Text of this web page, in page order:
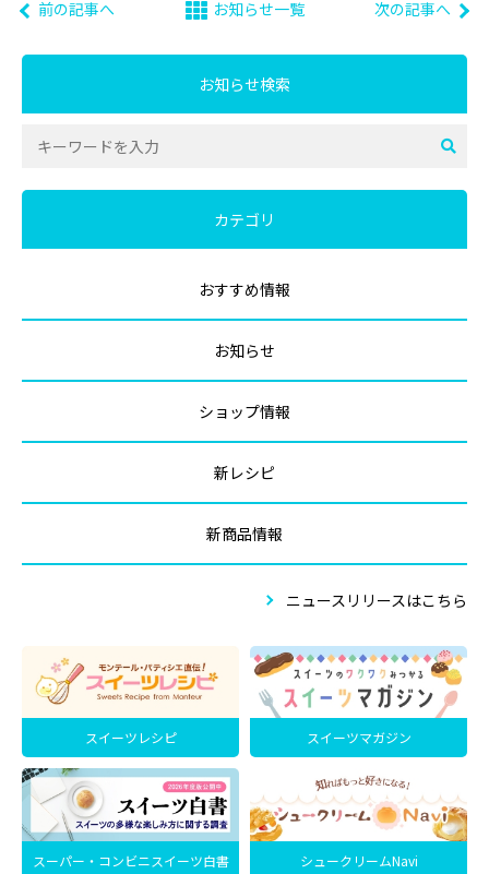
前の記事へ お知らせ一覧 次の記事へ
お知らせ検索
カテゴリ
おすすめ情報
お知らせ
ショップ情報
新レシピ
新商品情報
ニュースリリースはこちら
スイーツレシピ スイーツマガジン
スーパー・コンビニスイーツ白書 シュークリームNavi